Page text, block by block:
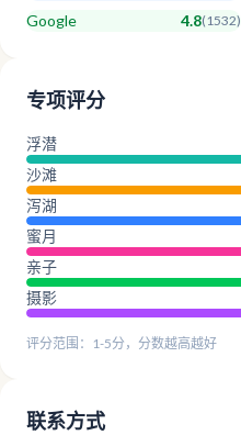
Google 4.8(1532)
专项评分
浮潜
沙滩
泻湖
蜜月
亲子
摄影
评分范围：1-5分，分数越高越好
联系方式